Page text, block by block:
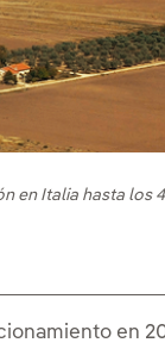
en Italia hasta los
en